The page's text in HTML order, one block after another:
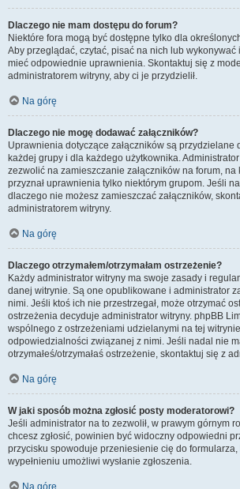
Dlaczego nie mam dostępu do forum?
Niektóre fora mogą być dostępne tylko dla
Aby przeglądać, czytać, pisać na nich lub
mieć odpowiednie uprawnienia. Skontaktuj się z
administratorem witryny, aby ci je przydzielił.
Na górę
Dlaczego nie mogę dodawać załączników?
Uprawnienia dotyczące załączników są przydzielane
każdej grupy i dla każdego użytkownika. Administrator
zezwolić na zamieszczanie załączników na forum, na
przyznał uprawnienia tylko niektórym grupom. Jeśli
dlaczego nie możesz zamieszczać załączników,
administratorem witryny.
Na górę
Dlaczego otrzymałem/otrzymałam ostrzeżenie?
Każdy administrator witryny ma swoje zasady i
danej witrynie. Są one opublikowane i administrator
nimi. Jeśli ktoś ich nie przestrzegał, może otrzymać
ostrzeżenia decyduje administrator witryny. phpBB
wspólnego z ostrzeżeniami udzielanymi na tej
odpowiedzialności związanej z nimi. Jeśli nadal nie
otrzymałeś/otrzymałaś ostrzeżenie, skontaktuj się z
Na górę
W jaki sposób można zgłosić posty moderatorowi?
Jeśli administrator na to zezwolił, w prawym górnym
chcesz zgłosić, powinien być widoczny odpowiedni
przycisku spowoduje przeniesienie cię do formularza,
wypełnieniu umożliwi wysłanie zgłoszenia.
Na górę